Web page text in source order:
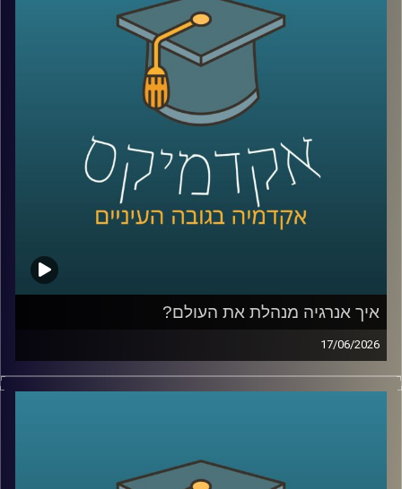
היום אנחנו יוצאים להכיר את סומלילנד, מדינה שרוב האנשים
מעולם לא שמעו עליה, אבל ייתכן שבעשור הקרוב היא תהפוך
לשחקנית משמעותית בזירה הגיאופוליטית.
כדי להבין איך נראים החיים במדינה שלא קיימת רשמית, למה
המעצמות הגדולות מתחילות להתעניין בה, והאם גם לישראל יש
אינטרס שם, הצטרף אליי היום השגריר ד״ר חיים קורן, בית ספר
לאודר לממשל, דיפלומטיה ואסטרטגיה, אוניברסיטת רייכמן.
שגריר ישראל הראשון לדרום סודן ושגריר מצרים
קרדיט תמונות:AudioVersity
איך אנרגיה מנהלת את העולם?
17/06/2026
בשנים האחרונות אנחנו שומעים בלי סוף על משברי אנרגיה,
מחירי נפט, גז טבעי, מצרי הורמוז ומאבקי כוח בין מדינות, אבל
ביטחון לאומי והשפעה עולמית.